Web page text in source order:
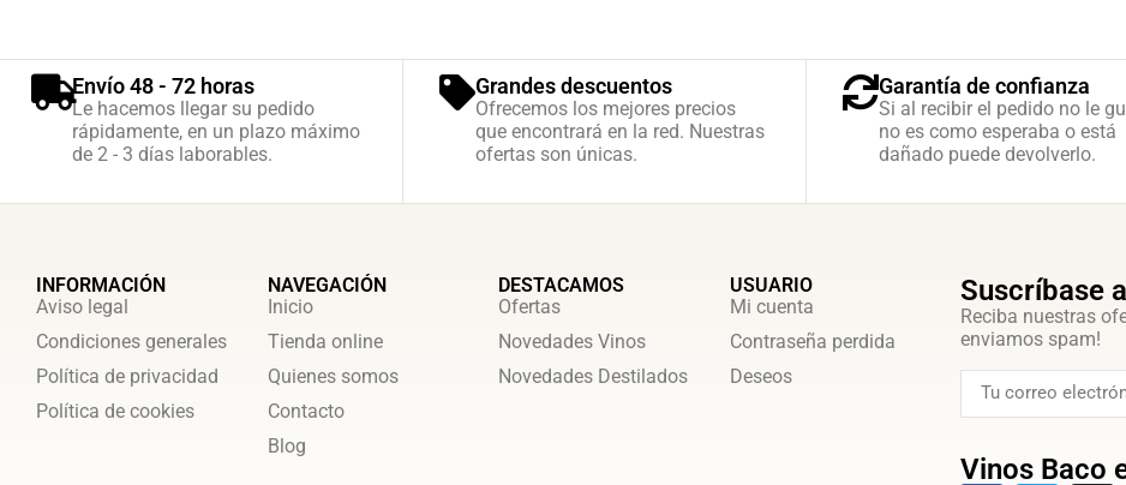
Envío 48 - 72 horas
Le hacemos llegar su pedido
rápidamente, en un plazo máximo
de 2 - 3 días laborables.
Grandes descuentos
Ofrecemos los mejores precios
que encontrará en la red. Nuestras
ofertas son únicas.
Garantía de confianza
Si al recibir el pedido no le
no es como esperaba o está
dañado puede devolverlo.
INFORMACIÓN
Aviso legal
Condiciones generales
Política de privacidad
Política de cookies
NAVEGACIÓN
Inicio
Tienda online
Quienes somos
Contacto
Blog
DESTACAMOS
Ofertas
Novedades Vinos
Novedades Destilados
USUARIO
Mi cuenta
Contraseña perdida
Deseos
Suscríbase
Reciba nuestras
enviamos spam!
Vinos Baco